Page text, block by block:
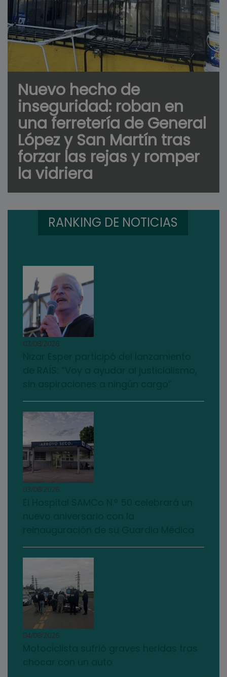
Nuevo hecho de
inseguridad: roban en
una ferretería de General
López y San Martín tras
forzar las rejas y romper
la vidriera
RANKING DE NOTICIAS
03/08/2026
03/08/2026
04/08/2026